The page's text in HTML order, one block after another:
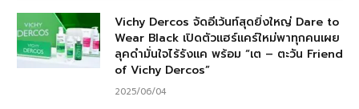
Vichy Dercos จัดอีเว้นท์สุดยิ่งใหญ่ Dare to
Wear Black เปิดตัวแฮร์แคร์ใหม่พาทุกคนเผย
ลุคดำมั่นใจไร้รังแค พร้อม “เต – ตะวัน Friend
of Vichy Dercos”
2025/06/04